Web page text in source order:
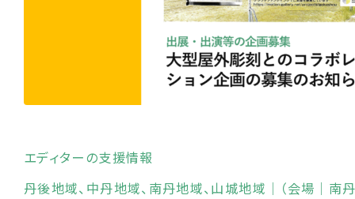
エディターの支援情報
丹後地域 中丹地域 南丹地域 山城地域 ｜（会場｜南